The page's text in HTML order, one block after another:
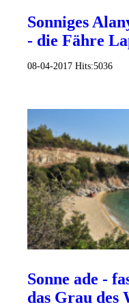
Sonniges
- die Fähre
08-04-2017 Hits:5036
Sonne ade -
das Grau des